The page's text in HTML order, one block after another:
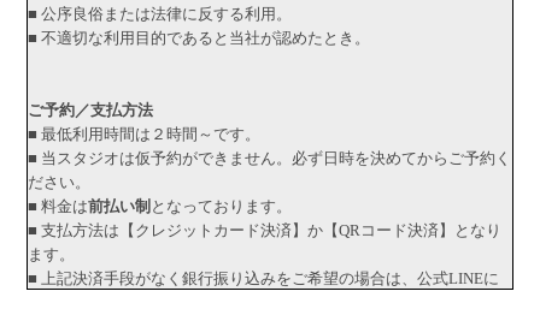
■ 公序良俗または法律に反する利用。
■ 不適切な利用目的であると当社が認めたとき。
ご予約／支払方法
■ 最低利用時間は２時間～です。
■ 当スタジオは仮予約ができません。必ず日時を決めてからご予約く
ださい。
■ 料金は前払い制 となっております。
■ 支払方法は【クレジットカード決済】か【QRコード決済】となり
ます。
■ 上記決済手段がなく銀行振り込みをご希望の場合は、公式LINEに